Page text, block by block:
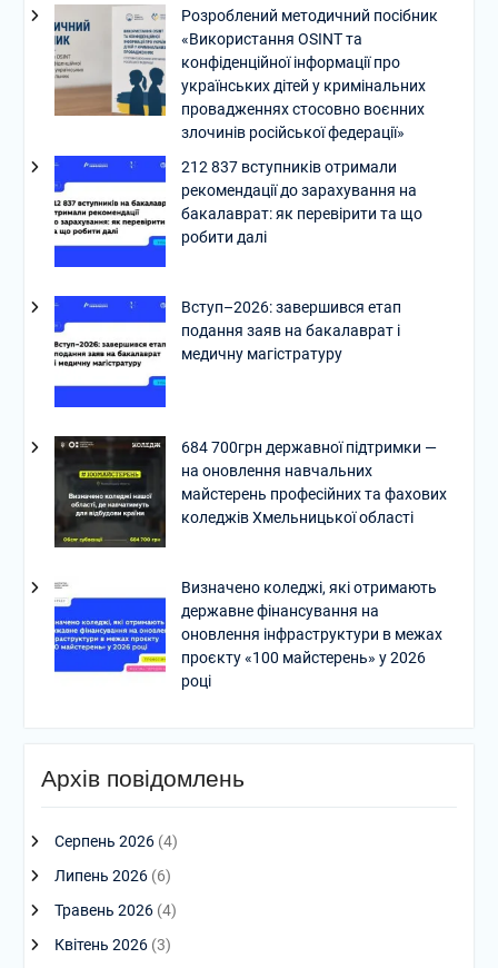
Розроблений методичний посібник
«Використання OSINT та
конфіденційної інформації про
українських дітей у кримінальних
провадженнях стосовно воєнних
злочинів російської федерації»
212 837 вступників отримали
рекомендації до зарахування на
бакалаврат: як перевірити та що
робити далі
Вступ–2026: завершився етап
подання заяв на бакалаврат і
медичну магістратуру
684 700грн державної підтримки —
на оновлення навчальних
майстерень професійних та фахових
коледжів Хмельницької області
Визначено коледжі, які отримають
державне фінансування на
оновлення інфраструктури в межах
проєкту «100 майстерень» у 2026
році
Архів повідомлень
Серпень 2026(4)
Липень 2026(6)
Травень 2026(4)
Квітень 2026(3)